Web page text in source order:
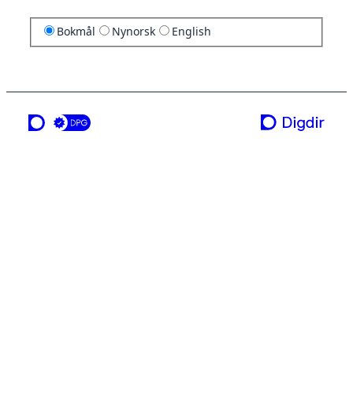
Bokmål Nynorsk English